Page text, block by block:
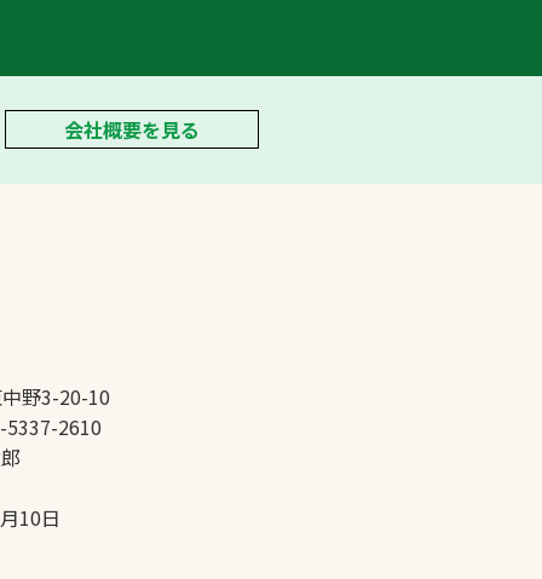
会社概要を見る
野3-20-10
2610
10日